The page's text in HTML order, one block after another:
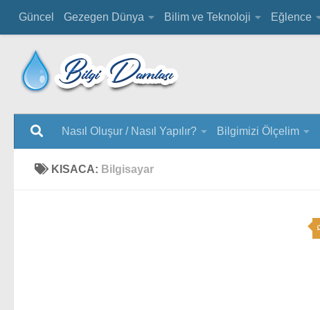
Güncel Gezegen Dünya Bilim ve Teknoloji Eğlence
Nasıl Oluşur / Nasıl Yapılır? Bilgimizi Ölçelim
KISACA: Bilgisayar